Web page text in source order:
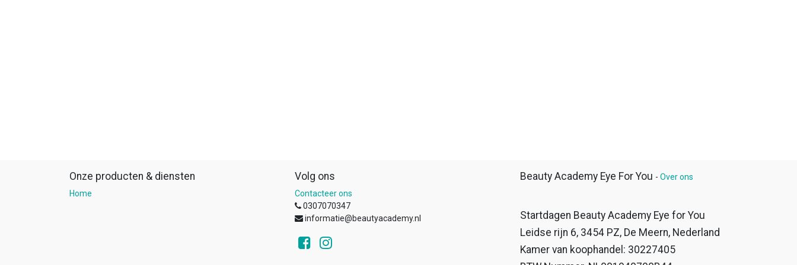
Onze producten & diensten
Home
Volg ons
Contacteer ons
0307070347
informatie@beautyacademy.nl
Beauty Academy Eye For You - Over ons
Startdagen Beauty Academy Eye for You
Leidse rijn 6, 3454 PZ, De Meern, Nederland
Kamer van koophandel: 30227405